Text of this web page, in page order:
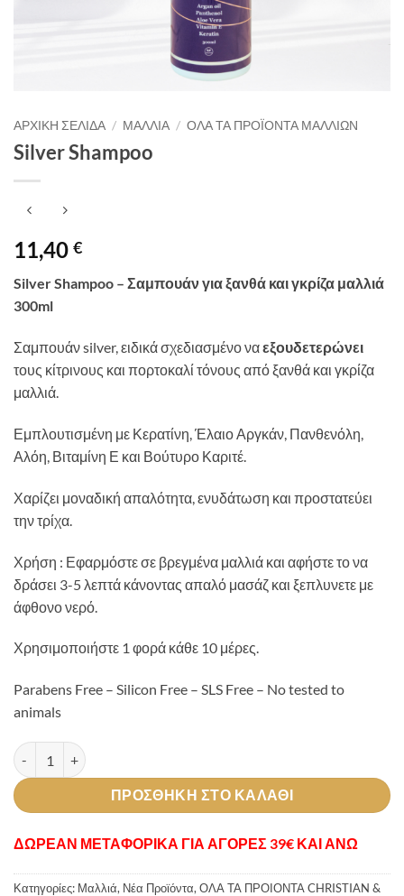
ΑΡΧΙΚΉ ΣΕΛΊΔΑ / ΜΑΛΛΙΆ / ΌΛΑ ΤΑ ΠΡΟΪΌΝΤΑ ΜΑΛΛΙΏΝ
Silver Shampoo
11,40 €
Silver Shampoo – Σαμπουάν για ξανθά και γκρίζα μαλλιά
300ml
Σαμπουάν silver, ειδικά σχεδιασμένο ναεξουδετερώνει
τους κίτρινους και πορτοκαλί τόνους από ξανθά και γκρίζα
μαλλιά.
Εμπλουτισμένη με Κερατίνη, Έλαιο Αργκάν, Πανθενόλη,
Αλόη, Βιταμίνη Ε και Βούτυρο Καριτέ.
Χαρίζει μοναδική απαλότητα, ενυδάτωση και προστατεύει
την τρίχα.
Χρήση : Εφαρμόστε σε βρεγμένα μαλλιά και αφήστε το να
δράσει 3-5 λεπτά κάνοντας απαλό μασάζ και ξεπλυνετε με
άφθονο νερό.
Χρησιμοποιήστε 1 φορά κάθε 10 μέρες.
Parabens Free – Silicon Free – SLS Free – No tested to
animals
Silver Shampoo ποσότητα
ΠΡΟΣΘΉΚΗ ΣΤΟ ΚΑΛΆΘΙ
ΔΩΡΕΑΝ ΜΕΤΑΦΟΡΙΚΑ ΓΙΑ ΑΓΟΡΕΣ 39€ ΚΑΙ ΑΝΩ
Κατηγορίες: Μαλλιά, Νέα Προϊόντα, ΟΛΑ ΤΑ ΠΡΟΙΟΝΤΑ CHRISTIAN &